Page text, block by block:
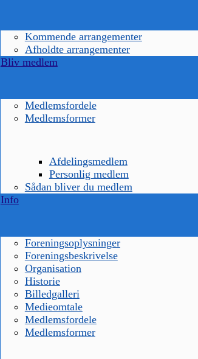
Kommende arrangementer
Afholdte arrangementer
Bliv medlem
Medlemsfordele
Medlemsformer
Afdelingsmedlem
Personlig medlem
Sådan bliver du medlem
Info
Foreningsoplysninger
Foreningsbeskrivelse
Organisation
Historie
Billedgalleri
Medieomtale
Medlemsfordele
Medlemsformer